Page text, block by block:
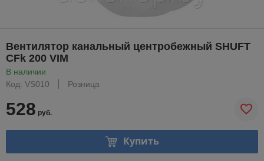
Вентилятор канальный центробежный SHUFT
CFk 200 VIM
В наличии
Код: VS010
Розница
528 руб.
Купить